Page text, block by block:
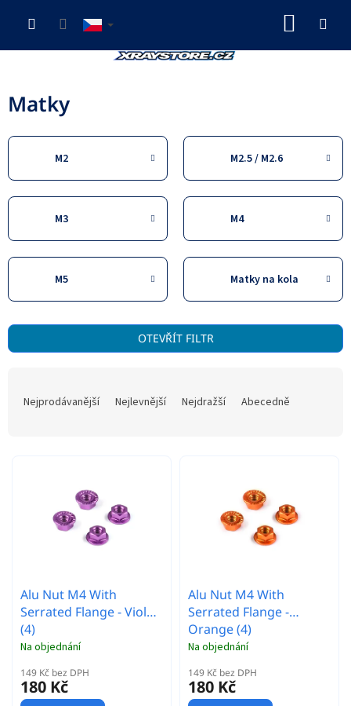
Matky
M2 M2.5 / M2.6
M3 M4
M5 Matky na kola
ů
Nejprodávanější Nejlevnější Nejdražší Abecedně
OTEVŘÍT FILTR
V
ý
Alu Nut M4 With
Serrated Flange - Violet
(4)
Na objednání
149 Kč bez DPH
180 Kč
Alu Nut M4 With
Serrated Flange -
Orange (4)
Na objednání
149 Kč bez DPH
180 Kč